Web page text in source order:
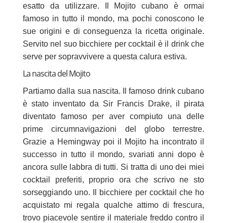
esatto da utilizzare. Il Mojito cubano è ormai
famoso in tutto il mondo, ma pochi conoscono le
sue origini e di conseguenza la ricetta originale.
Servito nel suo bicchiere per cocktail è il drink che
serve per sopravvivere a questa calura estiva.
La nascita del Mojito
Partiamo dalla sua nascita. Il famoso drink cubano
è stato inventato da Sir Francis Drake, il pirata
diventato famoso per aver compiuto una delle
prime circumnavigazioni del globo terrestre.
Grazie a Hemingway poi il Mojito ha incontrato il
successo in tutto il mondo, svariati anni dopo è
ancora sulle labbra di tutti. Si tratta di uno dei miei
cocktail preferiti, proprio ora che scrivo ne sto
sorseggiando uno. Il bicchiere per cocktail che ho
acquistato mi regala qualche attimo di frescura,
trovo piacevole sentire il materiale freddo contro il